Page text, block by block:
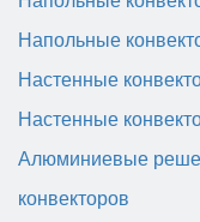
Напольные
Настенные
Настенные
Алюминиевые
конвекторов